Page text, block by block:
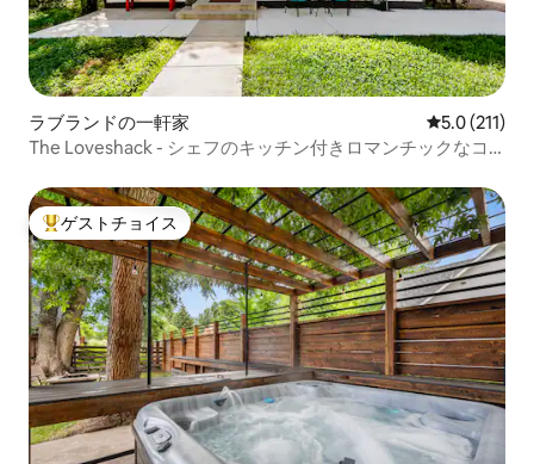
ラブランドの一軒家 レビュー211
5.0 (211)
The Loveshack - シェフのキッチン付きロマンチックなコ
大好評のゲストチョイスです。
ゲストチョイス